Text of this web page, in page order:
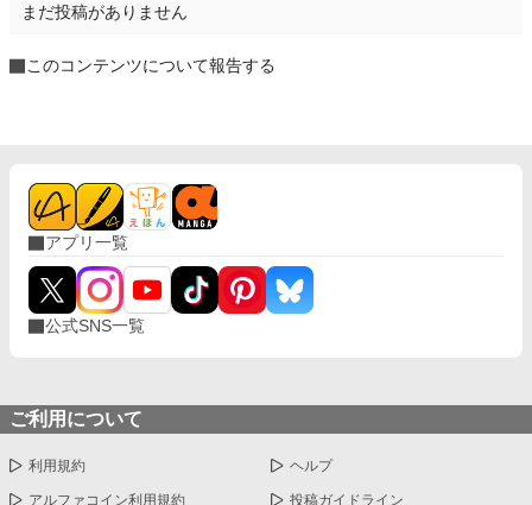
まだ投稿がありません
このコンテンツについて報告する
アプリ一覧
公式SNS一覧
ご利用について
利用規約 ヘルプ
アルファコイン利用規約 投稿ガイドライン